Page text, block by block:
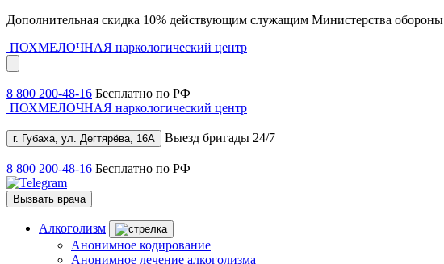
Дополнительная скидка 10% действующим служащим Министерства обороны
ПОХМЕЛОЧНАЯ наркологический центр
8 800 200-48-16 Бесплатно по РФ
ПОХМЕЛОЧНАЯ наркологический центр
г. Губаха, ул. Дегтярёва, 16А Выезд бригады 24/7
8 800 200-48-16 Бесплатно по РФ
Вызвать врача
Алкоголизм
Анонимное кодирование
Анонимное лечение алкоголизма